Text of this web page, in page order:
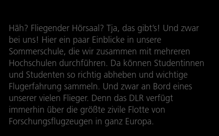
Häh? Fliegender Hörsaal? Tja, das gibt’s! Und zwar
bei uns! Hier ein paar Einblicke in unsere
Sommerschule, die wir zusammen mit mehreren
Hochschulen durchführen. Da können Studentinnen
und Studenten so richtig abheben und wichtige
Flugerfahrung sammeln. Und zwar an Bord eines
unserer vielen Flieger. Denn das DLR verfügt
immerhin über die größte zivile Flotte von
Forschungsflugzeugen in ganz Europa.